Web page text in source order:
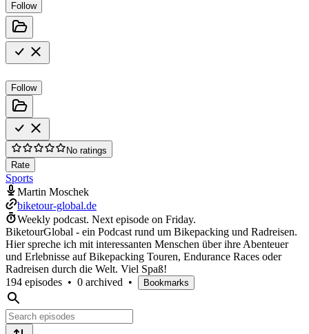
Follow
Follow
No ratings
Rate
Sports
Martin Moschek
biketour-global.de
Weekly podcast. Next episode on Friday.
BiketourGlobal - ein Podcast rund um Bikepacking und Radreisen.
Hier spreche ich mit interessanten Menschen über ihre Abenteuer
und Erlebnisse auf Bikepacking Touren, Endurance Races oder
Radreisen durch die Welt. Viel Spaß!
194 episodes • 0 archived • Bookmarks